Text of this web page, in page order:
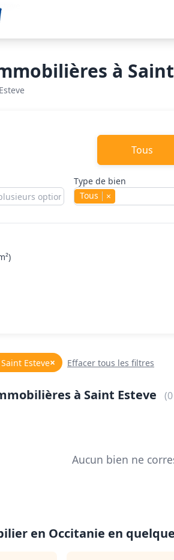
à
Tous
Type de bien
Tous
×
Esteve× Effacer tous les filtres
à Saint Esteve
Aucun bien ne
en Occitanie en